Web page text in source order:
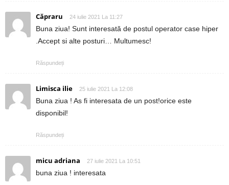
Căpraru 24 iulie 2021 La 11:27
Buna ziua! Sunt interesată de postul operator case hiper
.Accept si alte posturi… Multumesc!
Răspundeți
Limisca ilie 25 iulie 2021 La 12:08
Buna ziua ! As fi interesata de un post!orice este
disponibil!
Răspundeți
micu adriana 27 iulie 2021 La 10:51
buna ziua ! interesata